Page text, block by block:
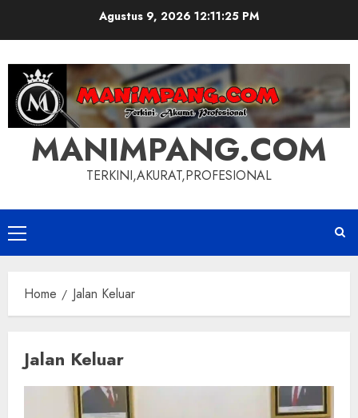
Agustus 9, 2026 12:11:26 PM
MANIMPANG.COM
TERKINI,AKURAT,PROFESIONAL
Primary
Menu
Home Jalan Keluar
Jalan Keluar